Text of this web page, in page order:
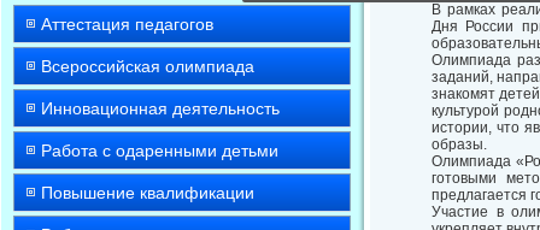
Аттестация педагогов
Всероссийская олимпиада
Инновационная деятельность
Работа с одаренными детьми
Повышение квалификации
В рамках
Дня России
Олимпиада
заданий,
знакомят
культурой
истории, что
образы.
Олимпиада
готовыми
предлагается
Участие в